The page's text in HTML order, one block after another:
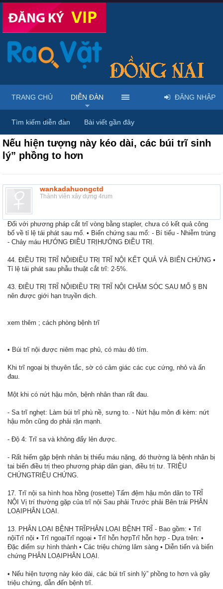
Diễn đàn ... Dược phẩm, y tế & sách báo
Nếu hiện tượng này kéo dài, các búi trĩ sinh
lý” phồng to hơn
wankadahuongctd
Thành viên xây dựng 4rum
Đối với phương pháp cắt trĩ vòng bằng stapler, chưa có kết quả công
bố về tỉ lệ tái phát sau mổ. • Biến chứng sau mổ: - Bí tiểu - Nhiễm trùng
- Chảy máu HƯỚNG ĐIỀU TRỊHƯỚNG ĐIỀU TRỊ.
44. ĐIỀU TRỊ TRĨ NỘIĐIỀU TRỊ TRĨ NỘI KẾT QUẢ VÀ BIẾN CHỨNG •
Tỉ lệ tái phát sau phẫu thuật cắt trĩ: 2-5%.
43. ĐIỀU TRỊ TRĨ NỘIĐIỀU TRỊ TRĨ NỘI CHĂM SÓC SAU MỔ § BN
nên được giới hạn truyền dịch.
xem thêm ; cách phòng bệnh trĩ
• Búi trĩ nội được niêm mạc phủ, có màu đỏ tím.
Khi trĩ ngoại bị thuyên tắc, sờ có cảm giác các cục cứng, nhỏ và ấn
đau.
Một khi có nứt hậu môn, bệnh nhân than rất đau.
- Sa trĩ nghẹt: Làm búi trĩ phù nề, sưng to. - Nứt hậu môn đi kèm: nứt
hậu môn cũng do phải rặn mạnh.
- Độ 4: Trĩ sa và không đẩy lên được.
- Rất hiếm gặp bệnh nhân bị thiếu máu nặng, đó thường là bệnh nhân bị
tai biến điều trị theo phương pháp dân gian, điều trị tư. TRIỆU
CHỨNGTRIỆU CHỨNG.
17. Trĩ nội sa hình hoa hồng (rosette) Tấm đệm hậu môn dãn to TRĨ
NỘI Vị trí thường gặp của trĩ nội Sau phải Trước phải Bên trái PHÂN
LOẠIPHÂN LOẠI.
13. PHÂN LOẠI BỆNH TRĨPHÂN LOẠI BỆNH TRĨ - Bao gồm: • Trĩ
nộiTrĩ nội • Trĩ ngoạiTrĩ ngoại • Trĩ hỗn hợpTrĩ hỗn hợp - Dựa trên: •
Đặc điểm sự hình thành • Các triệu chứng lâm sàng • Diễn tiến và biến
chứng PHÂN LOẠIPHÂN LOẠI.
• Nếu hiện tượng này kéo dài, các búi trĩ sinh lý” phồng to hơn và gây
triệu chứng, dẫn đến bệnh trĩ.
TRANG CHỦ DIỄN ĐÀN
Tìm kiếm diễn đàn Bài viết gần đây
ĐĂNG NHẬP